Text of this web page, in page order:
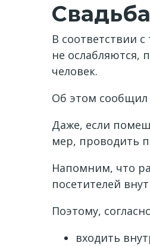
В соответствии
не ослабляются,
человек.
Об этом сообщил
Даже, если
мер, проводить
Напомним, что
посетителей
Поэтому,
входить